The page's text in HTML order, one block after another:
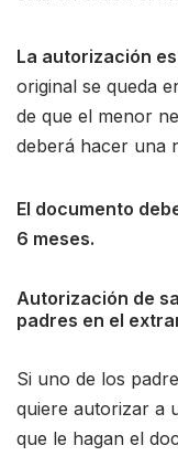
La autorización
original se queda
de que el menor
deberá hacer una
El documento
6 meses.
Autorización de
padres en el
Si uno de los
quiere autorizar a
que le hagan el